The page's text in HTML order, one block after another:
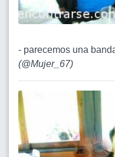
- parecemos una
(@Mujer_67)